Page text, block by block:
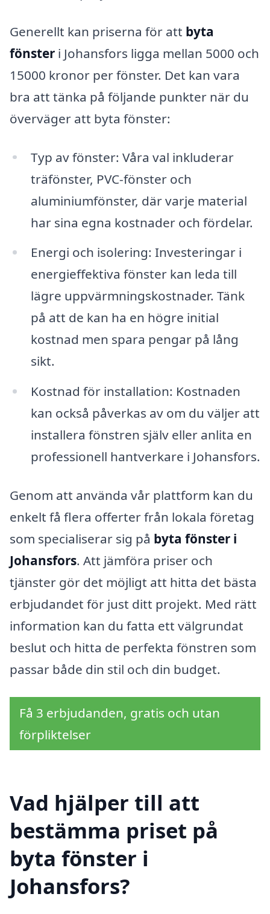
Generellt kan priserna för att byta
fönster i Johansfors ligga mellan 5000 och
15000 kronor per fönster. Det kan vara
bra att tänka på följande punkter när du
överväger att byta fönster:
Typ av fönster: Våra val inkluderar
träfönster, PVC-fönster och
aluminiumfönster, där varje material
har sina egna kostnader och fördelar.
Energi och isolering: Investeringar i
energieffektiva fönster kan leda till
lägre uppvärmningskostnader. Tänk
på att de kan ha en högre initial
kostnad men spara pengar på lång
sikt.
Kostnad för installation: Kostnaden
kan också påverkas av om du väljer att
installera fönstren själv eller anlita en
professionell hantverkare i Johansfors.
Genom att använda vår plattform kan du
enkelt få flera offerter från lokala företag
som specialiserar sig på byta fönster i
Johansfors. Att jämföra priser och
tjänster gör det möjligt att hitta det bästa
erbjudandet för just ditt projekt. Med rätt
information kan du fatta ett välgrundat
beslut och hitta de perfekta fönstren som
passar både din stil och din budget.
Få 3 erbjudanden, gratis och utan
förpliktelser
Vad hjälper till att
bestämma priset på
byta fönster i
Johansfors?